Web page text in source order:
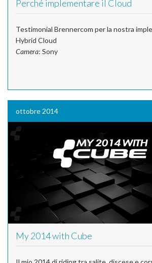
Perché implementare il Cloud
Testimonial Brennercom per la nostra
Hybrid Cloud
Camera: Sony
ottobre 2014
My 2014 with Cube